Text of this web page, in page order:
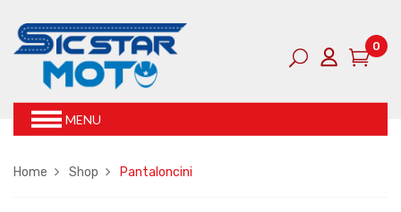
0
MENU
Home Shop Pantaloncini